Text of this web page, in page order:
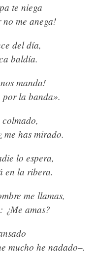
te niega
me anega!
del día,
baldía.
manda!
por la banda».
me has mirado.
lo espera,
en la ribera.
me llamas,
¿Me amas?
mucho he nadado–.